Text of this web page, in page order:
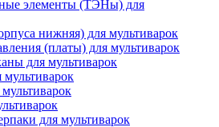
элементы (ТЭНы) для
нижняя) для мультиварок
(платы) для мультиварок
для мультиварок
для мультиварок